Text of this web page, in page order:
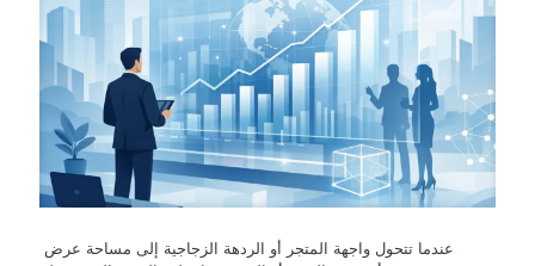
عندما تتحول واجهة المتجر أو الردهة الزجاجية إلى مساحة عرض